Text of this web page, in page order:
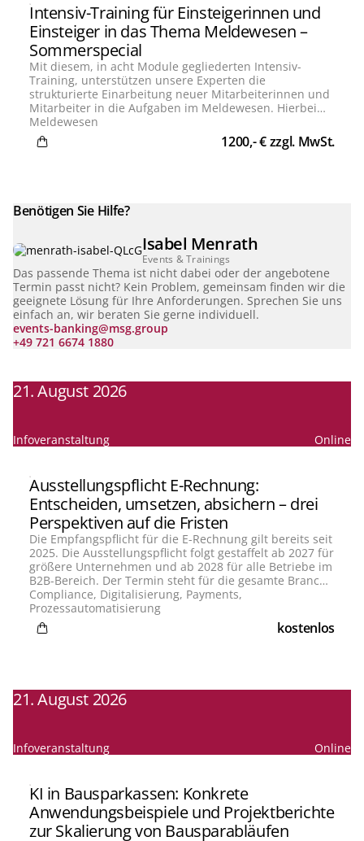
Intensiv-Training für Einsteigerinnen und
Einsteiger in das Thema Meldewesen –
Sommerspecial
Mit diesem, in acht Module gegliederten Intensiv-
Training, unterstützen unsere Experten die
strukturierte Einarbeitung neuer Mitarbeiterinnen und
Mitarbeiter in die Aufgaben im Meldewesen. Hierbei
vermitteln sie die Basics der einzelnen Meldungen,
regulatorische Anforderungen und die Hintergründe.
Das Training ist praxisorientiert und findet in
Meldewesen
1200,- € zzgl. MwSt.
Benötigen Sie Hilfe?
Isabel Menrath
Events & Trainings
Das passende Thema ist nicht dabei oder der angebotene
Termin passt nicht? Kein Problem, gemeinsam finden wir die
geeignete Lösung für Ihre Anforderungen. Sprechen Sie uns
einfach an, wir beraten Sie gerne individuell.
events-banking@msg.group
+49 721 6674 1880
21. August 2026
Infoveranstaltung Online
Ausstellungspflicht E-Rechnung:
Entscheiden, umsetzen, absichern – drei
Perspektiven auf die Fristen
Die Empfangspflicht für die E-Rechnung gilt bereits seit
2025. Die Ausstellungspflicht folgt gestaffelt ab 2027 für
größere Unternehmen und ab 2028 für alle Betriebe im
B2B-Bereich. Der Termin steht für die gesamte Branche
fest, die Ausgangslage der einzelnen Institute nicht. In
diesem Online-Seminar ordnen unsere Experten Bilal
Aukal und Danny Wadewitz ein, was jetzt konkret gilt,
welche operativen Risiken entstehen und welche
Compliance, Digitalisierung, Payments,
Prozessautomatisierung
kostenlos
21. August 2026
Infoveranstaltung Online
KI in Bausparkassen: Konkrete
Anwendungsbeispiele und Projektberichte
zur Skalierung von Bausparabläufen